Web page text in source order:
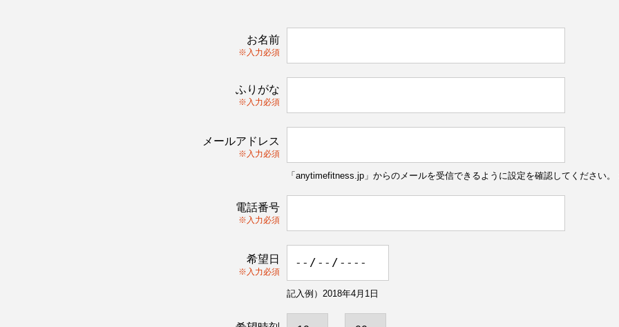
お名前
※入力必須
ふりがな
※入力必須
メールアドレス
※入力必須
「anytimefitness.jp」からのメールを受信できるように設定を確認してください。
電話番号
※入力必須
希望日
※入力必須
記入例）2018年4月1日